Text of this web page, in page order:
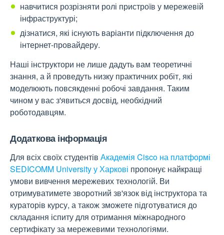
навчитися розрізняти ролі пристроїв у мережевій
інфраструктурі;
дізнатися, які існують варіанти підключення до
інтернет-провайдеру.
Наші інструктори не лише дадуть вам теоретичні
знання, а й проведуть низку практичних робіт, які
моделюють повсякденні робочі завдання. Таким
чином у вас з'явиться досвід, необхідний
роботодавцям.
Додаткова інформація
Для всіх своїх студентів Академія Cisco на платформі
SEDICOMM University у Харкові пропонує найкращі
умови вивчення мережевих технологій. Ви
отримуватимете зворотний зв'язок від інструктора та
кураторів курсу, а також зможете підготуватися до
складання іспиту для отримання міжнародного
сертифікату за мережевими технологіями.